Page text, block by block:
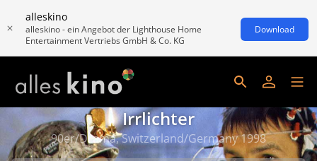
alleskino
alleskino - ein Angebot der Lighthouse Home
Entertainment Vertriebs GmbH & Co. KG
Download
Irrlichter
90er/Drama, Switzerland/Germany 1998